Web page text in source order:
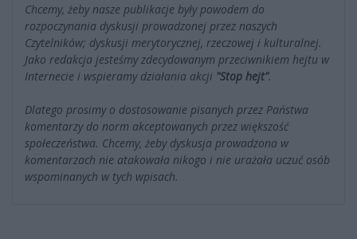
Chcemy, żeby nasze publikacje były powodem do
rozpoczynania dyskusji prowadzonej przez naszych
Czytelników; dyskusji merytorycznej, rzeczowej i kulturalnej.
Jako redakcja jesteśmy zdecydowanym przeciwnikiem hejtu w
Internecie i wspieramy działania akcji "Stop hejt".
Dlatego prosimy o dostosowanie pisanych przez Państwa
komentarzy do norm akceptowanych przez większość
społeczeństwa. Chcemy, żeby dyskusja prowadzona w
komentarzach nie atakowała nikogo i nie urażała uczuć osób
wspominanych w tych wpisach.